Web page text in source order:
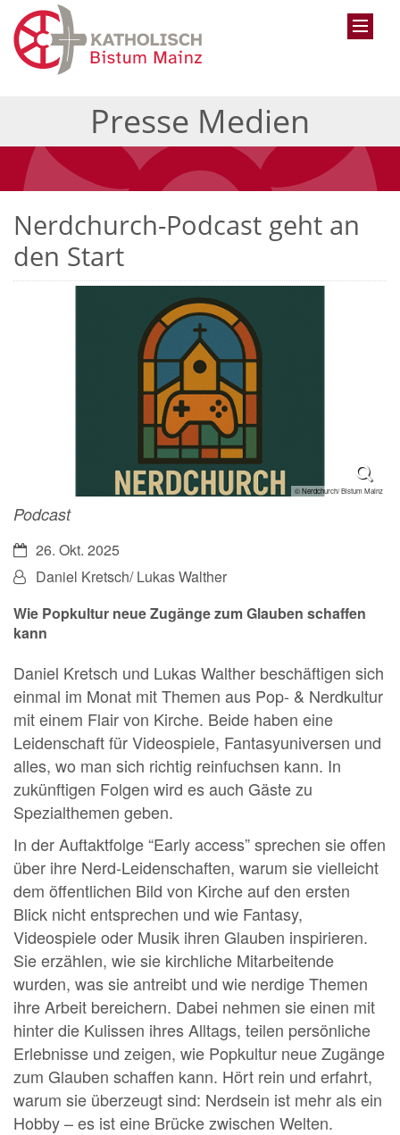
Presse Medien
Nerdchurch-Podcast geht an
den Start
© Nerdchurch/ Bistum Mainz
Podcast
Datum:26. Okt. 2025
Von:Daniel Kretsch/ Lukas Walther
Wie Popkultur neue Zugänge zum Glauben schaffen
kann
Daniel Kretsch und Lukas Walther beschäftigen sich
einmal im Monat mit Themen aus Pop- & Nerdkultur
mit einem Flair von Kirche. Beide haben eine
Leidenschaft für Videospiele, Fantasyuniversen und
alles, wo man sich richtig reinfuchsen kann. In
zukünftigen Folgen wird es auch Gäste zu
Spezialthemen geben.
In der Auftaktfolge “Early access” sprechen sie offen
über ihre Nerd-Leidenschaften, warum sie vielleicht
dem öffentlichen Bild von Kirche auf den ersten
Blick nicht entsprechen und wie Fantasy,
Videospiele oder Musik ihren Glauben inspirieren.
Sie erzählen, wie sie kirchliche Mitarbeitende
wurden, was sie antreibt und wie nerdige Themen
ihre Arbeit bereichern. Dabei nehmen sie einen mit
hinter die Kulissen ihres Alltags, teilen persönliche
Erlebnisse und zeigen, wie Popkultur neue Zugänge
zum Glauben schaffen kann. Hört rein und erfahrt,
warum sie überzeugt sind: Nerdsein ist mehr als ein
Hobby – es ist eine Brücke zwischen Welten.